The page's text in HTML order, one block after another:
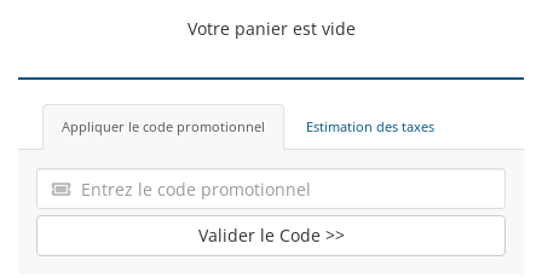
Votre panier est vide
Appliquer le code promotionnel Estimation des taxes
Valider le Code >>